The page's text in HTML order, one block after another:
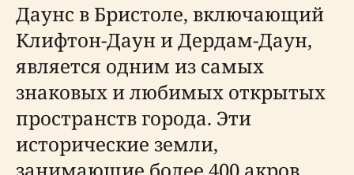
Даунс в Бристоле, включающий
Клифтон-Даун и Дердам-Даун,
является одним из самых
знаковых и любимых открытых
пространств города. Эти
исторические земли,